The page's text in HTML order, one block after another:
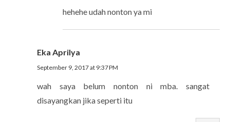
hehehe udah nonton ya mi
Eka Aprilya
September 9, 2017 at 9:37 PM
wah saya belum nonton ni mba. sangat
disayangkan jika seperti itu